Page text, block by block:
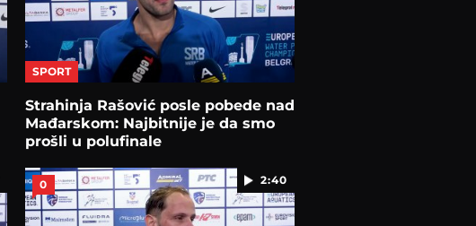
SPORT
Strahinja Rašović posle pobede nad
Mađarskom: Najbitnije je da smo
prošli u polufinale
2:40
0